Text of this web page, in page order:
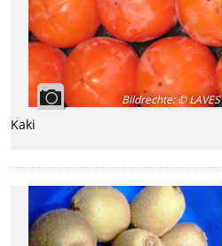
Bildrechte:© LAVES
Kaki